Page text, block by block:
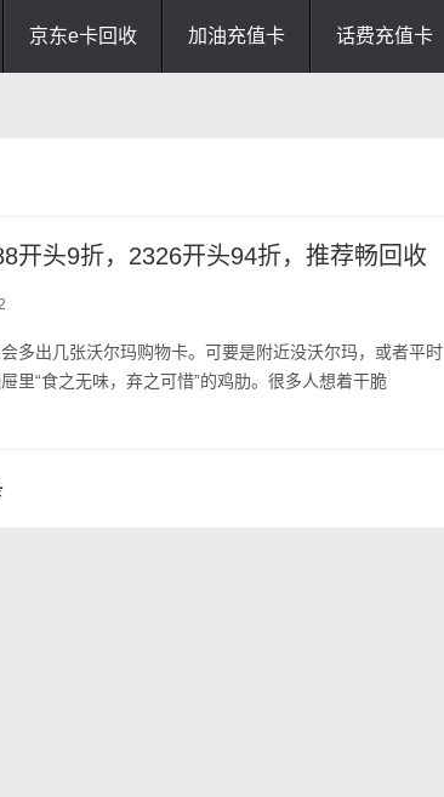
京东e卡回收 加油充值卡 话费充值卡
开头9折，2326开头94折，推荐畅回收
多出几张沃尔玛购物卡。可要是附近没沃尔玛，或者平时
里“食之无味，弃之可惜”的鸡肋。很多人想着干脆